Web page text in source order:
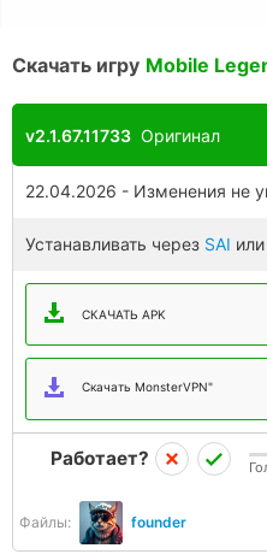
Скачать игру Mobile
v2.1.67.11733 Оригинал
22.04.2026 - Изменения не
Устанавливать через SAI или
СКАЧАТЬ APK
Скачать MonsterVPN"
Файлы: founder
Работает?